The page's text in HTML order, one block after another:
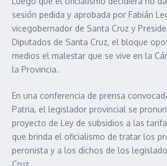
sesión pedida y aprobada por Fabián
vicegobernador de Santa Cruz y
Diputados de Santa Cruz, el bloque
medios el malestar que se vive en la
la Provincia.
En una conferencia de prensa
Patria, el legislador provincial se
proyecto de Ley de subsidios a las
que brinda el oficialismo de tratar los
peronista y a los dichos de los
Cruz.